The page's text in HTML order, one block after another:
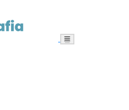
Menu